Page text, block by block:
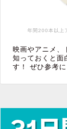
年間200本以上
映画やアニメ、
知っておくと面
す！ ぜひ参考に